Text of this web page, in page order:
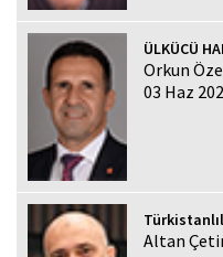
ÜLKÜCÜ
Orkun
03 Haz
Altan